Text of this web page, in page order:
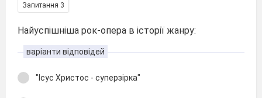
Запитання 3
Найуспішніша рок-опера в історії жанру:
варіанти відповідей
"Ісус Христос - суперзірка"